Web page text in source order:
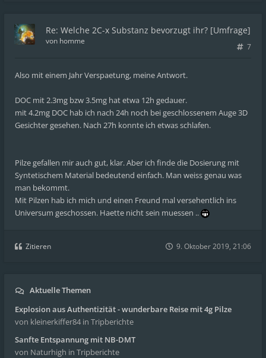
Re: Welche 2C-x Substanz bevorzugt ihr? [Umfrage]
7
von homme
Also mit einem Jahr Verspaetung, meine Antwort.
DOC mit 2.3mg bzw 3.5mg hat etwa 12h gedauer.
mit 4.2mg DOC hab ich nach 24h noch bei geschlossenem Auge 3D
Gesichter gesehen. Nach 27h konnte ich etwas schlafen.
Pilze gefallen mir auch gut, klar. Aber ich finde die Dosierung mit
Syntetischem Material bedeutend einfach. Man weiss genau was
man bekommt.
Mit Pilzen hab ich mich und einen Freund mal versehentlich ins
Universum geschossen. Haette nicht sein muessen ..
Zitieren 9. Oktober 2019, 21:06
Aktuelle Themen
Explosion aus Authentizität - wunderbare Reise mit 4g Pilze
von kleinerkiffer84 in Tripberichte
Sanfte Entspannung mit NB-DMT
von Naturhigh in Tripberichte